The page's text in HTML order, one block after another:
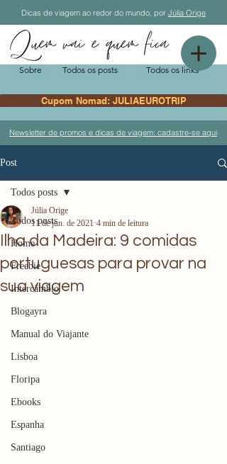
Sobre Todos os posts Todos os links
Cupom Nomad: JULIAEUROTRIP
Dicas de viagem ao redor do mundo, por Júlia Orige
Newsletter de promos e dicas de viagem: cadastre-se aqui
Post
Todos posts
Home
Freebie
Intercâmbio
Blogayra
Manual do Viajante
Lisboa
Floripa
Ebooks
Espanha
Santiago
Todos posts
Ilha da Madeira: 9 comidas
portuguesas para provar na
sua viagem
Júlia Orige
11 de jun. de 2021 4 min de leitura